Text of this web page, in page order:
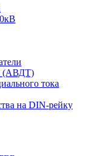
(АВДТ)
тока
на DIN-рейку